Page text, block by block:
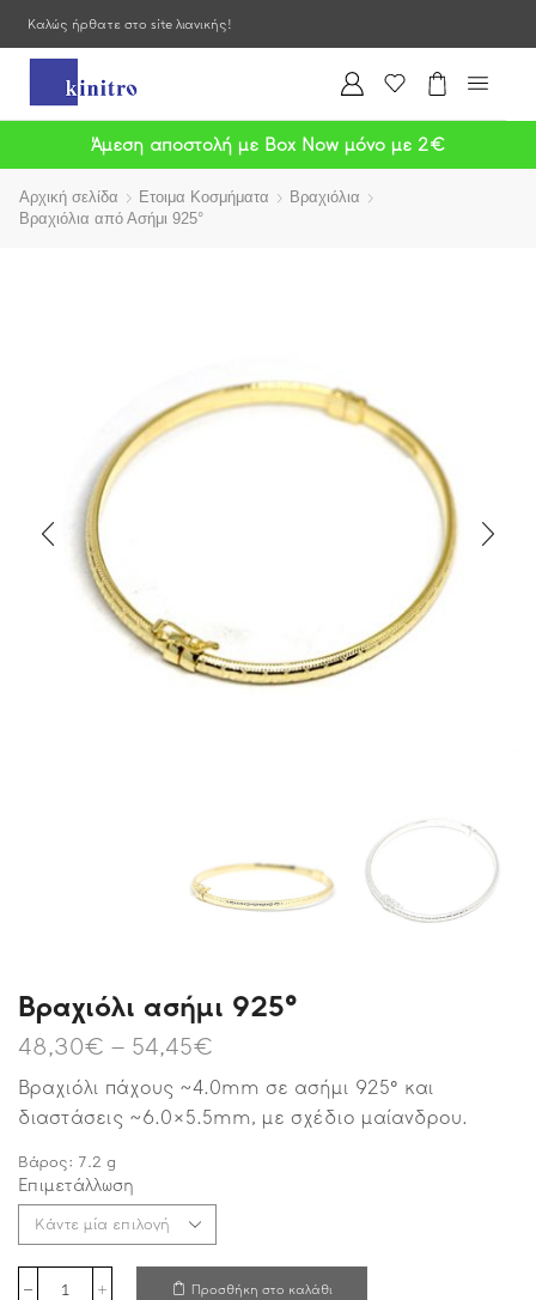
Καλώς ήρθατε στο site λιανικής!
Άμεση αποστολή με Box Now μόνο με 2€
Αρχική σελίδα Ετοιμα Κοσμήματα
Βραχιόλια
Βραχιόλια από Ασήμι 925°
Βραχιόλι ασήμι 925°
48,30€ – 54,45€
Βραχιόλι πάχους ~4.0mm σε ασήμι 925° και
διαστάσεις ~6.0×5.5mm, με σχέδιο μαίανδρου.
Βάρος: 7.2 g
Επιμετάλλωση
Προσθήκη στο καλάθι